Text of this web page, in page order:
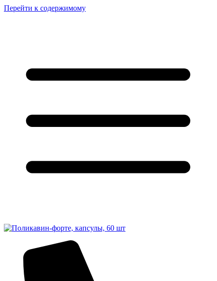
Перейти к содержимому